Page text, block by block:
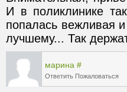
И в поликлинике
попалась вежливая
лучшему... Так
марина #
Ответить Пожаловаться